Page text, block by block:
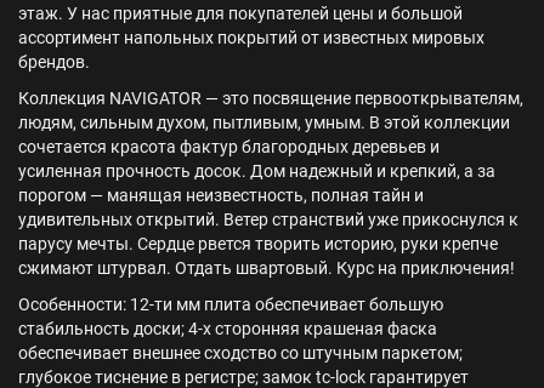
этаж. У нас приятные для покупателей цены и большой
ассортимент напольных покрытий от известных мировых
брендов.
Коллекция NAVIGATOR — это посвящение первооткрывателям,
людям, сильным духом, пытливым, умным. В этой коллекции
сочетается красота фактур благородных деревьев и
усиленная прочность досок. Дом надежный и крепкий, а за
порогом — манящая неизвестность, полная тайн и
удивительных открытий. Ветер странствий уже прикоснулся к
парусу мечты. Сердце рвется творить историю, руки крепче
сжимают штурвал. Отдать швартовый. Курс на приключения!
Особенности: 12-ти мм плита обеспечивает большую
стабильность доски; 4-х сторонняя крашеная фаска
обеспечивает внешнее сходство со штучным паркетом;
глубокое тиснение в регистре; замок tc-lock гарантирует